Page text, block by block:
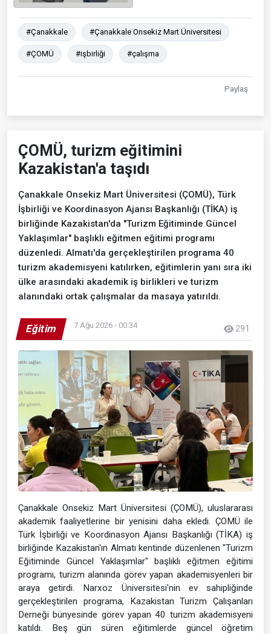
#Çanakkale #Çanakkale Onsekiz Mart Üniversitesi
#ÇOMÜ #işbirliği #çalışma
Paylaş
ÇOMÜ, turizm eğitimini
Kazakistan'a taşıdı
Çanakkale Onsekiz Mart Üniversitesi (ÇOMÜ), Türk
İşbirliği ve Koordinasyon Ajansı Başkanlığı (TİKA) iş
birliğinde Kazakistan'da "Turizm Eğitiminde Güncel
Yaklaşımlar" başlıklı eğitmen eğitimi programı
düzenledi. Almatı'da gerçekleştirilen programa 40
turizm akademisyeni katılırken, eğitimlerin yanı sıra iki
ülke arasındaki akademik iş birlikleri ve turizm
alanındaki ortak çalışmalar da masaya yatırıldı.
Eğitim 7 Ağu 2026 - 00:34 291
Çanakkale Onsekiz Mart Üniversitesi (ÇOMÜ), uluslararası
akademik faaliyetlerine bir yenisini daha ekledi. ÇOMÜ ile
Türk İşbirliği ve Koordinasyon Ajansı Başkanlığı (TİKA) iş
birliğinde Kazakistan'ın Almatı kentinde düzenlenen "Turizm
Eğitiminde Güncel Yaklaşımlar" başlıklı eğitmen eğitimi
programı, turizm alanında görev yapan akademisyenleri bir
araya getirdi. Narxoz Üniversitesi'nin ev sahipliğinde
gerçekleştirilen programa, Kazakistan Turizm Çalışanları
Derneği bünyesinde görev yapan 40 turizm akademisyeni
katıldı. Beş gün süren eğitimlerde güncel öğretim